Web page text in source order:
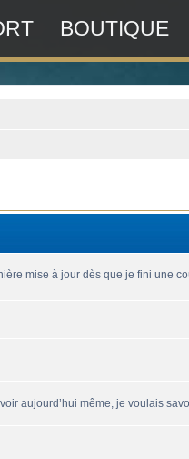
BOUTIQUE
mise à jour dès que je fini
aujourd’hui même, je voulais